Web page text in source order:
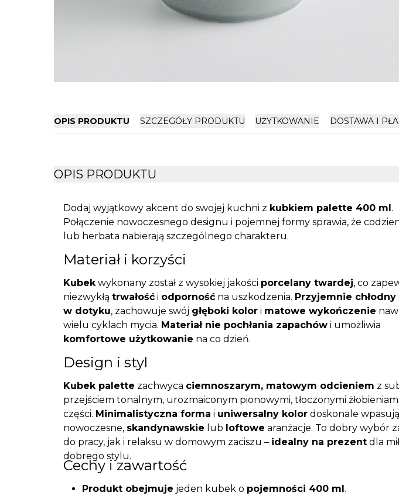
OPIS PRODUKTU SZCZEGÓŁY PRODUKTU UŻYTKOWANIE DOSTAWA I
OPIS PRODUKTU
Dodaj wyjątkowy akcent do swojej kuchni z kubkiem palette 400 ml.
Połączenie nowoczesnego designu i pojemnej formy sprawia, że
lub herbata nabierają szczególnego charakteru.
Materiał i korzyści
Kubekwykonany został z wysokiej jakości porcelany twardej, co
niezwykłą trwałość i odporność na uszkodzenia. Przyjemnie chłodny i
w dotyku, zachowuje swój głęboki kolor i matowe wykończenie
wielu cyklach mycia. Materiał nie pochłania zapachów i umożliwia
komfortowe użytkowanie na co dzień.
Design i styl
Kubek palette zachwyca ciemnoszarym, matowym odcieniem z
przejściem tonalnym, urozmaiconym pionowymi, tłoczonymi
części. Minimalistyczna forma i uniwersalny kolor doskonale
nowoczesne, skandynawskie lub loftowe aranżacje. To dobry wybór
do pracy, jak i relaksu w domowym zaciszu – idealny na prezent dla
dobrego stylu.
Cechy i zawartość
Produkt obejmuje jeden kubek o pojemności 400 ml.